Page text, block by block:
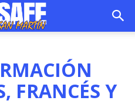
FRANCÉS Y